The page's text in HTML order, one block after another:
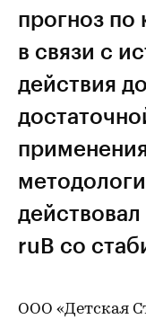
прогноз по
в связи с
действия
ruB со
ООО «Детская